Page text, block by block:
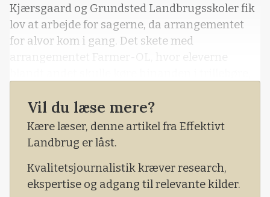
Kjærsgaard og Grundsted Landbrugsskoler fik
lov at arbejde for sagerne, da arrangementet
for alvor kom i gang. Det skete med
arrangementet Farmer-OL, hvor eleverne
Vil du læse mere?
Kære læser, denne artikel fra Effektivt
Landbrug er låst.
Kvalitetsjournalistik kræver research,
ekspertise og adgang til relevante kilder.